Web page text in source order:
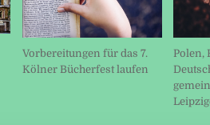
Vorbereitungen für das 7.
Kölner Bücherfest laufen
Polen,